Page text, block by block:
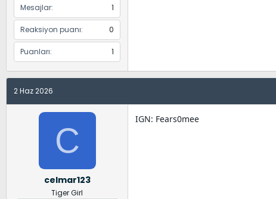
Mesajlar 1
Reaksiyon puanı 0
Puanları 1
2 Haz 2026
C
celmar123
Tiger Girl
IGN: Fears0mee